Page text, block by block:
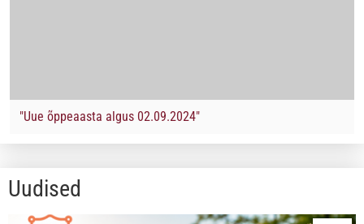
"Uue õppeaasta algus 02.09.2024"
Uudised